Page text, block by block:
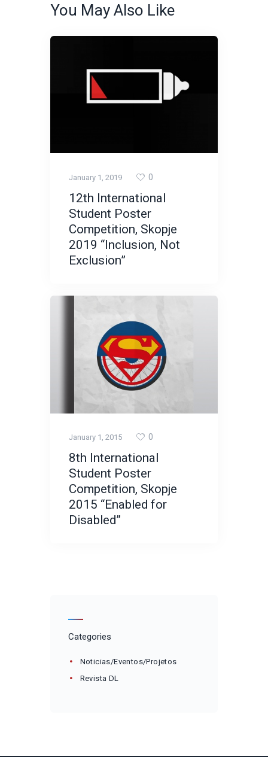
You May Also Like
January 1, 2019 0
12th International
Student Poster
Competition, Skopje
2019 “Inclusion, Not
Exclusion”
January 1, 2015 0
8th International
Student Poster
Competition, Skopje
2015 “Enabled for
Disabled”
Categories
Noticias/Eventos/Projetos
Revista DL